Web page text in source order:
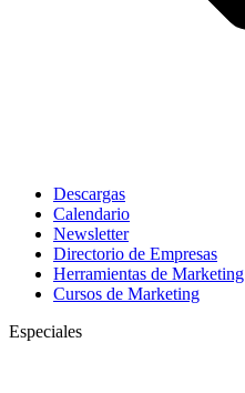
Descargas
Calendario
Newsletter
Directorio de Empresas
Herramientas de Marketing
Cursos de Marketing
Especiales